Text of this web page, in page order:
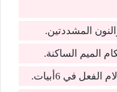
المشددتين.
في 6أبيات.